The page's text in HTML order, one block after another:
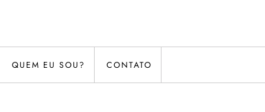
QUEM EU SOU? CONTATO